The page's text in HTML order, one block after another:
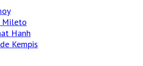
Mileto
Hanh
Kempis